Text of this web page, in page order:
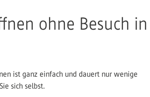
ohne Besuch in
ist ganz einfach und dauert nur wenige
sich selbst.